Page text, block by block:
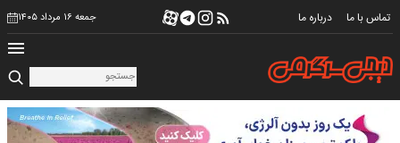
تماس با ما درباره ما جمعه ۱۶ مرداد ۱۴۰۵